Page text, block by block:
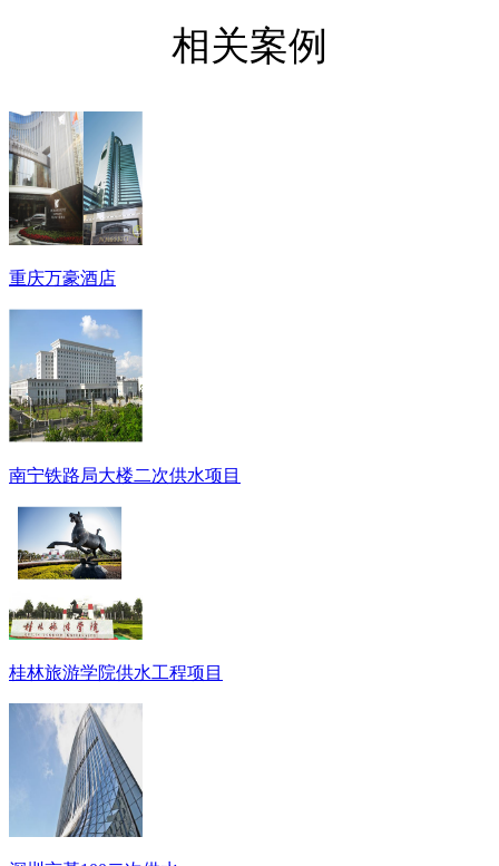
相关案例
重庆万豪酒店
南宁铁路局大楼二次供水项目
桂林旅游学院供水工程项目